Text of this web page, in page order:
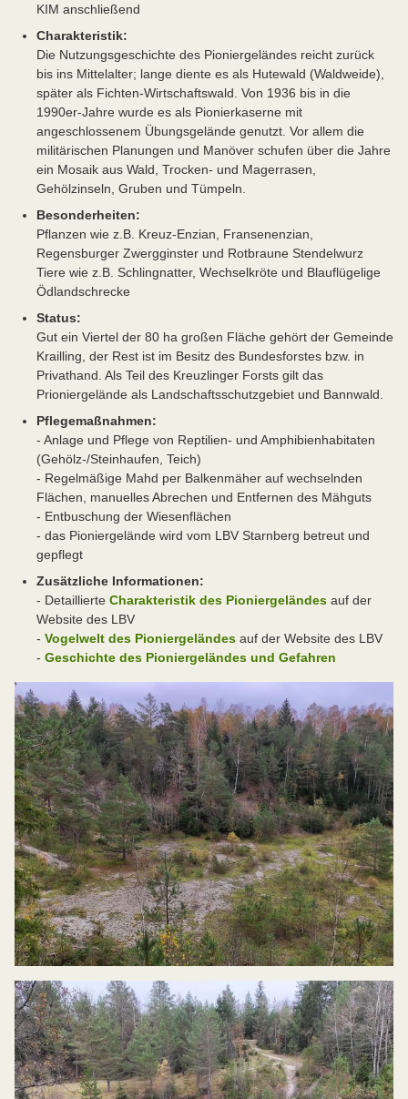
KIM anschließend
Charakteristik:
Die Nutzungsgeschichte des Pioniergeländes reicht zurück
bis ins Mittelalter; lange diente es als Hutewald (Waldweide),
später als Fichten-Wirtschaftswald. Von 1936 bis in die
1990er-Jahre wurde es als Pionierkaserne mit
angeschlossenem Übungsgelände genutzt. Vor allem die
militärischen Planungen und Manöver schufen über die Jahre
ein Mosaik aus Wald, Trocken- und Magerrasen,
Gehölzinseln, Gruben und Tümpeln.
Besonderheiten:
Pflanzen wie z.B. Kreuz-Enzian, Fransenenzian,
Regensburger Zwergginster und Rotbraune Stendelwurz
Tiere wie z.B. Schlingnatter, Wechselkröte und Blauflügelige
Ödlandschrecke
Status:
Gut ein Viertel der 80 ha großen Fläche gehört der Gemeinde
Krailling, der Rest ist im Besitz des Bundesforstes bzw. in
Privathand. Als Teil des Kreuzlinger Forsts gilt das
Prioniergelände als Landschaftsschutzgebiet und Bannwald.
Pflegemaßnahmen:
- Anlage und Pflege von Reptilien- und Amphibienhabitaten
(Gehölz-/Steinhaufen, Teich)
- Regelmäßige Mahd per Balkenmäher auf wechselnden
Flächen, manuelles Abrechen und Entfernen des Mähguts
- Entbuschung der Wiesenflächen
- das Pioniergelände wird vom LBV Starnberg betreut und
gepflegt
Zusätzliche Informationen:
- Detaillierte Charakteristik des Pioniergeländes auf der
Website des LBV
- Vogelwelt des Pioniergeländes auf der Website des LBV
- Geschichte des Pioniergeländes und Gefahren